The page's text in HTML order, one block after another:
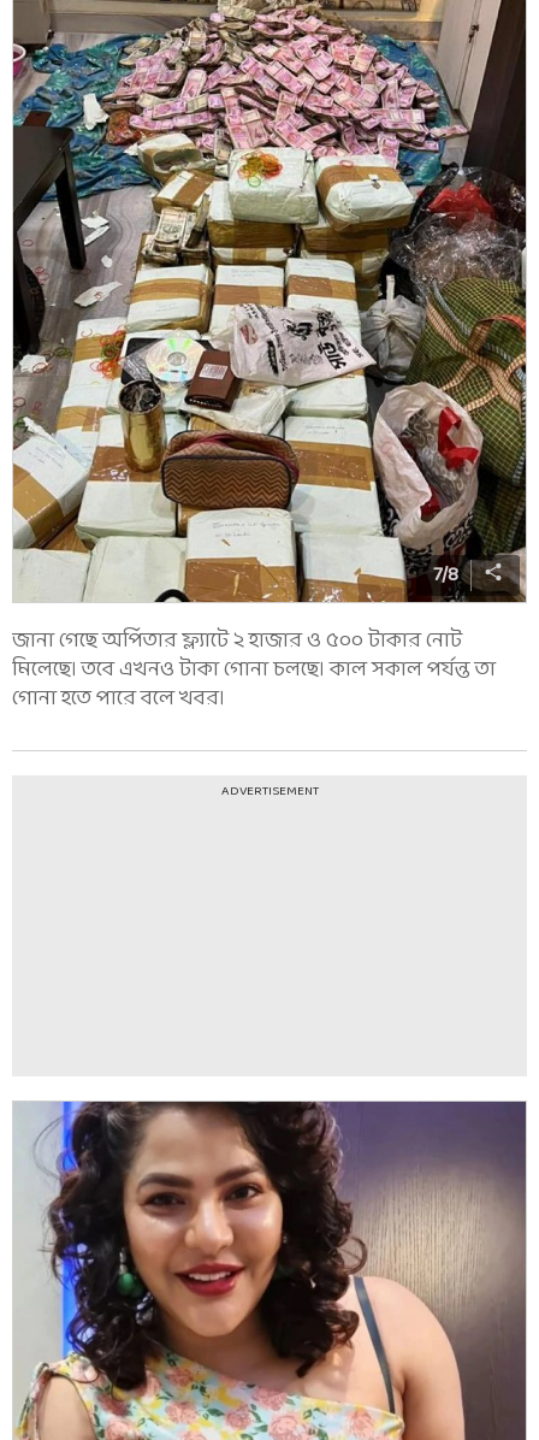
7/8
জানা গেছে অর্পিতার ফ্ল্যাটে ২ হাজার ও ৫০০ টাকার নোট
মিলেছে। তবে এখনও টাকা গোনা চলছে। কাল সকাল পর্যন্ত তা
গোনা হতে পারে বলে খবর।
ADVERTISEMENT